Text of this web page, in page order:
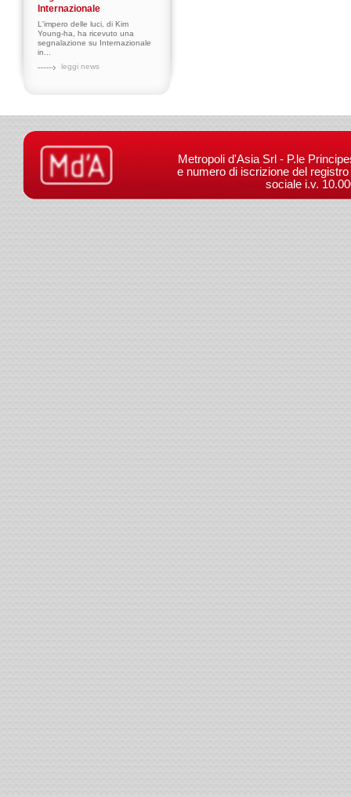
Internazionale
L'impero delle luci, di Kim
Young-ha, ha ricevuto una
segnalazione su Internazionale
in...
leggi news
Metropoli d'Asia Srl - P.le
e numero di iscrizione del
sociale i.v.